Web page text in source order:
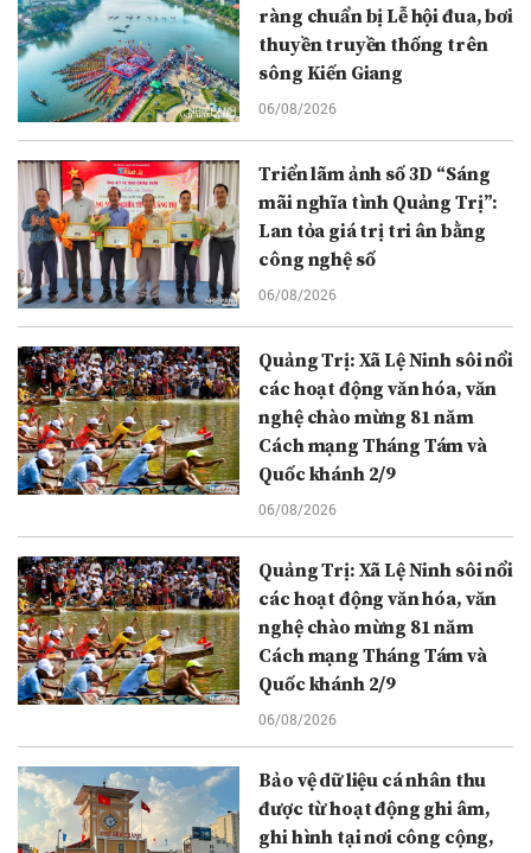
ràng chuẩn bị Lễ hội đua, bơi
thuyền truyền thống trên
sông Kiến Giang
06/08/2026
Triển lãm ảnh số 3D “Sáng
mãi nghĩa tình Quảng Trị”:
Lan tỏa giá trị tri ân bằng
công nghệ số
06/08/2026
Quảng Trị: Xã Lệ Ninh sôi nổi
các hoạt động văn hóa, văn
nghệ chào mừng 81 năm
Cách mạng Tháng Tám và
Quốc khánh 2/9
06/08/2026
Quảng Trị: Xã Lệ Ninh sôi nổi
các hoạt động văn hóa, văn
nghệ chào mừng 81 năm
Cách mạng Tháng Tám và
Quốc khánh 2/9
06/08/2026
Bảo vệ dữ liệu cá nhân thu
được từ hoạt động ghi âm,
ghi hình tại nơi công cộng,